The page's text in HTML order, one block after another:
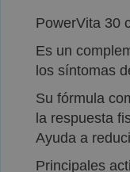
PowerVita 30
Es un
los síntomas
Su fórmula
la respuesta
Ayuda a
Principales